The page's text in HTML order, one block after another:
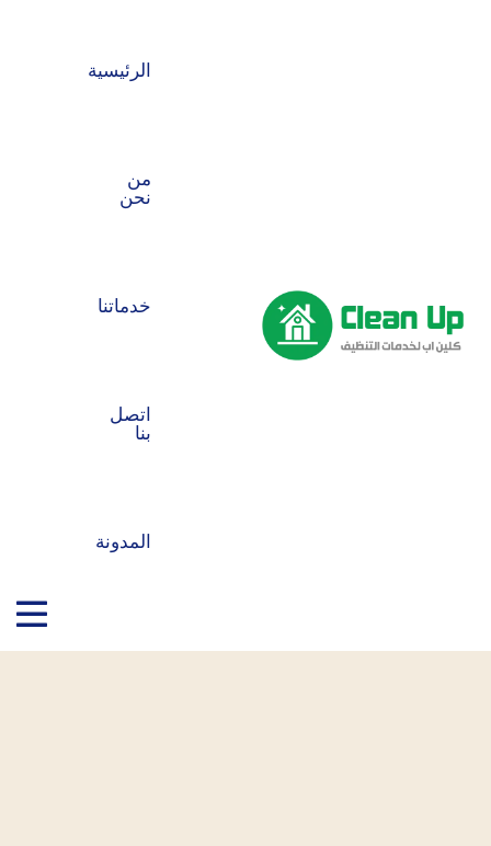
الرئيسية
من
نحن
خدماتنا
اتصل
بنا
المدونة